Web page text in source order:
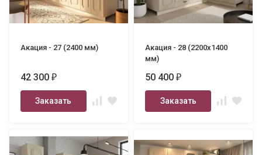
Акация - 27 (2400 мм)
42 300₽
Заказать
Акация - 28 (2200х1400
мм)
50 400₽
Заказать